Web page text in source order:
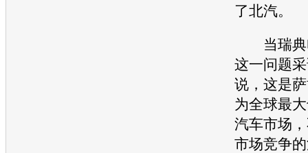
了北汽。
当瑞典
这一问题
说，这是
为全球最
汽车市场
市场竞争的